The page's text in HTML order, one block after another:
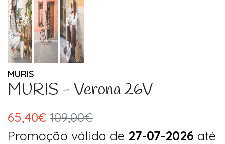
MURIS
MURIS - Verona 26V
65,40€ 109,00€
Promoção válida de 27-07-2026 até